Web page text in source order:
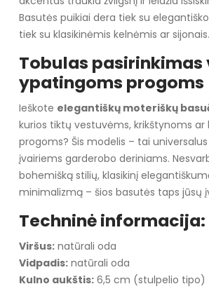
Basutės puikiai dera tiek su
tiek su klasikinėmis kelnėmis ar sijonais.
Tobulas pasirinkimas
ypatingoms progoms
Ieškote elegantiškų moteriškų
kurios tiktų vestuvėms, krikštynoms
progoms? Šis modelis – tai
įvairiems garderobo deriniams.
bohemišką stilių, klasikinį
minimalizmą – šios basutės taps jūsų
Techninė informacija:
Viršus:natūrali oda
Vidpadis:natūrali oda
Kulno aukštis:6,5 cm (stulpelio tipo)